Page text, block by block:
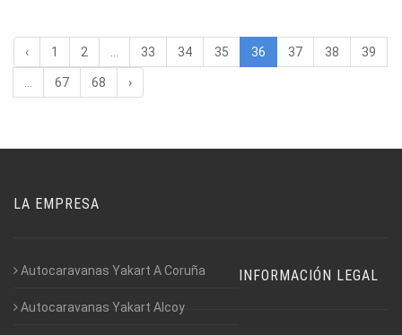
‹ 1 2 33 34 35 36 37 38 39
67 68 ›
LA EMPRESA
Autocaravanas Yakart A Coruña
Autocaravanas Yakart Alcoy
INFORMACIÓN LEGAL